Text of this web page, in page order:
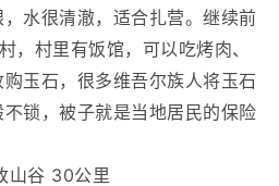
水很清澈，适合扎营。继续前
，村里有饭馆，可以吃烤肉、
玉石，很多维吾尔族人将玉石
锁，被子就是当地居民的保险
山谷 30公里